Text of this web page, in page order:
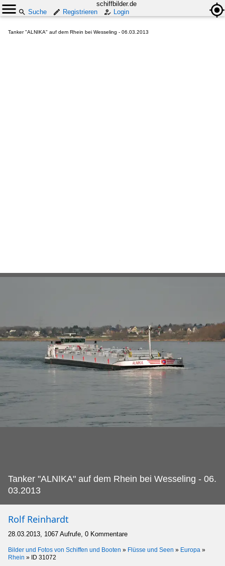
schiffbilder.de
Suche
Registrieren Login
Tanker "ALNIKA" auf dem Rhein bei Wesseling - 06.03.2013
Tanker "ALNIKA" auf dem Rhein bei Wesseling - 06.
03.2013
Rolf Reinhardt
28.03.2013, 1067 Aufrufe, 0 Kommentare
Bilder und Fotos von Schiffen und Booten » Flüsse und Seen » Europa »
Rhein » ID 31072